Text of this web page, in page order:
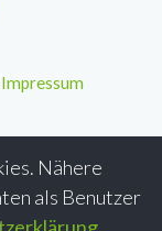
Nähere
als Benutzer
Impressum